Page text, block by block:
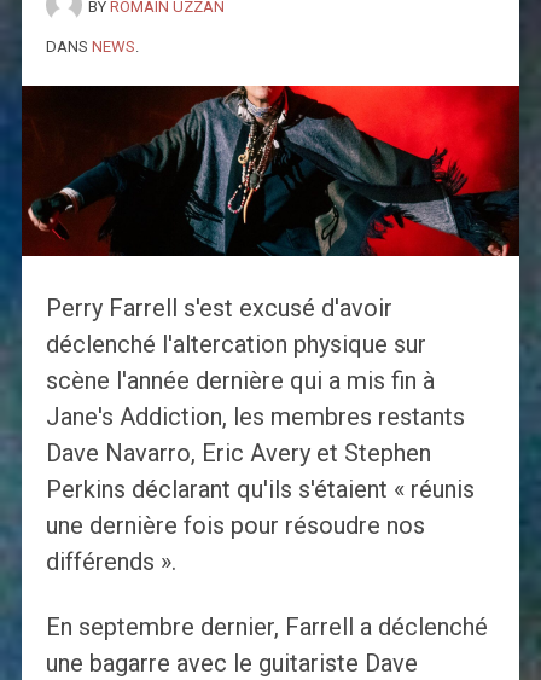
BY ROMAIN UZZAN
DANS NEWS
Perry Farrell s'est excusé d'avoir
déclenché l'altercation physique sur
scène l'année dernière qui a mis fin à
Jane's Addiction, les membres restants
Dave Navarro, Eric Avery et Stephen
Perkins déclarant qu'ils s'étaient « réunis
une dernière fois pour résoudre nos
différends ».
En septembre dernier, Farrell a déclenché
une bagarre avec le guitariste Dave